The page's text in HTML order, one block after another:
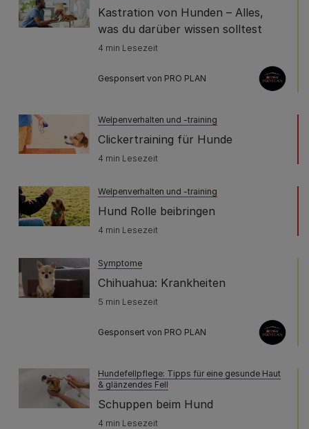
Kastration von Hunden – Alles,
was du darüber wissen solltest
4 min Lesezeit
Gesponsert von PRO PLAN
Welpenverhalten und -training
Clickertraining für Hunde
4 min Lesezeit
Welpenverhalten und -training
Hund Rolle beibringen
4 min Lesezeit
Symptome
Chihuahua: Krankheiten
5 min Lesezeit
Gesponsert von PRO PLAN
Hundefellpflege: Tipps für eine gesunde Haut
& glänzendes Fell
Schuppen beim Hund
4 min Lesezeit